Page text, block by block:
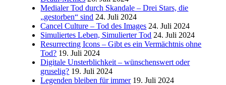
Medialer Tod durch Skandale – Drei Stars, die
„gestorben“ sind 24. Juli 2024
Cancel Culture – Tod des Images 24. Juli 2024
Simuliertes Leben, Simulierter Tod 24. Juli 2024
Resurrecting Icons – Gibt es ein Vermächtnis ohne
Tod? 19. Juli 2024
Digitale Unsterblichkeit – wünschenswert oder
gruselig? 19. Juli 2024
Legenden bleiben für immer 19. Juli 2024